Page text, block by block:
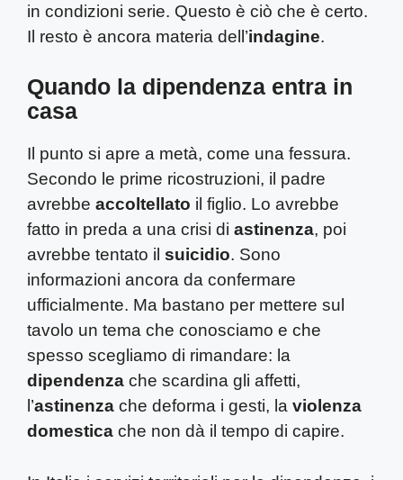
in condizioni serie. Questo è ciò che è certo.
Il resto è ancora materia dell’indagine.
Quando la dipendenza entra in
casa
Il punto si apre a metà, come una fessura.
Secondo le prime ricostruzioni, il padre
avrebbe accoltellato il figlio. Lo avrebbe
fatto in preda a una crisi di astinenza, poi
avrebbe tentato il suicidio. Sono
informazioni ancora da confermare
ufficialmente. Ma bastano per mettere sul
tavolo un tema che conosciamo e che
spesso scegliamo di rimandare: la
dipendenza che scardina gli affetti,
l’astinenza che deforma i gesti, la violenza
domestica che non dà il tempo di capire.